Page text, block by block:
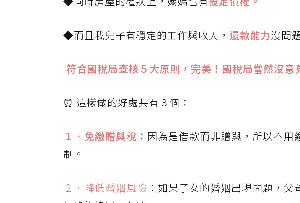
◆而且我兒子有穩定的工作與收入， 還款能力沒問
符合國稅局查核５大原則，完美！國稅局當然沒意
⏰ 這樣做的好處共有３個：
１．免繳贈與稅 ：因為是借款而非贈與，所以不
制。
２．降低婚姻風險 ：如果子女的婚姻出現問題，